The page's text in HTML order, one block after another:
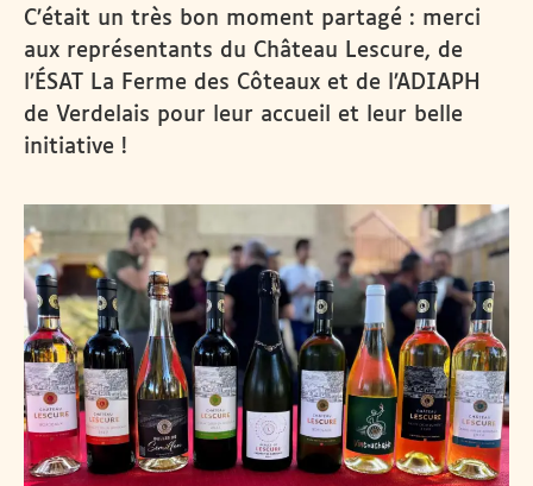
C’était un très bon moment partagé : merci
aux représentants du Château Lescure, de
l’ÉSAT La Ferme des Côteaux et de l’ADIAPH
de Verdelais pour leur accueil et leur belle
initiative !